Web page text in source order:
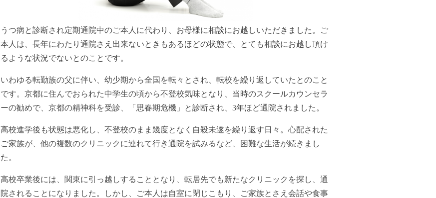
うつ病と診断され定期通院中のご本人に代わり、お母様に相談にお越しいただきました。ご
本人は、長年にわたり通院さえ出来ないときもあるほどの状態で、とても相談にお越し頂け
るような状況でないとのことです。
いわゆる転勤族の父に伴い、幼少期から全国を転々とされ、転校を繰り返していたとのこと
です。京都に住んでおられた中学生の頃から不登校気味となり、当時のスクールカウンセラ
ーの勧めで、京都の精神科を受診、「思春期危機」と診断され、3年ほど通院されました。
高校進学後も状態は悪化し、不登校のまま幾度となく自殺未遂を繰り返す日々。心配された
ご家族が、他の複数のクリニックに連れて行き通院を試みるなど、困難な生活が続きまし
た。
高校卒業後には、関東に引っ越しすることとなり、転居先でも新たなクリニックを探し、通
院されることになりました。しかし、ご本人は自室に閉じこもり、ご家族とさえ会話や食事